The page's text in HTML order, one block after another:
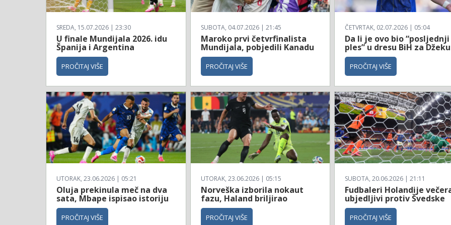
SREDA, 15.07.2026 | 23:30
U finale Mundijala 2026. idu
Španija i Argentina
PROČITAJ VIŠE
SUBOTA, 04.07.2026 | 21:45
Maroko prvi četvrfinalista
Mundijala, pobjedili Kanadu
PROČITAJ VIŠE
ČETVRTAK, 02.07.2026 | 05:04
Da li je ovo bio “posljednji
ples” u dresu BiH za Džeku
PROČITAJ VIŠE
UTORAK, 23.06.2026 | 05:21
Oluja prekinula meč na dva
sata, Mbape ispisao istoriju
PROČITAJ VIŠE
UTORAK, 23.06.2026 | 05:15
Norveška izborila nokaut
fazu, Haland briljirao
PROČITAJ VIŠE
SUBOTA, 20.06.2026 | 21:11
Fudbaleri Holandije
ubjedljivi protiv Švedske
PROČITAJ VIŠE